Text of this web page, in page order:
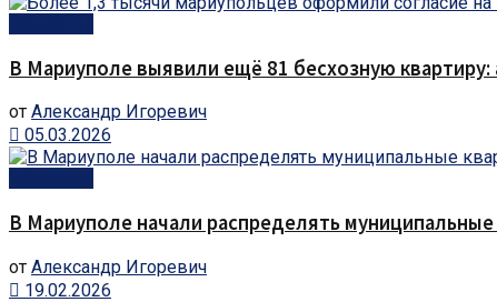
В Мариуполе выявили ещё 81 бесхозную квартиру:
от Александр Игоревич
05.03.2026
В Мариуполе начали распределять
от Александр Игоревич
19.02.2026